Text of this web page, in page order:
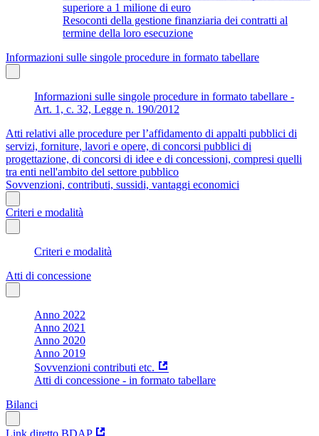
superiore a 1 milione di euro
Resoconti della gestione finanziaria dei contratti al
termine della loro esecuzione
Informazioni sulle singole procedure in formato tabellare
Informazioni sulle singole procedure in formato tabellare -
Art. 1, c. 32, Legge n. 190/2012
Atti relativi alle procedure per l’affidamento di appalti pubblici di
servizi, forniture, lavori e opere, di concorsi pubblici di
progettazione, di concorsi di idee e di concessioni, compresi quelli
tra enti nell'ambito del settore pubblico
Sovvenzioni, contributi, sussidi, vantaggi economici
Criteri e modalità
Criteri e modalità
Atti di concessione
Anno 2022
Anno 2021
Anno 2020
Anno 2019
Sovvenzioni contributi etc.
Atti di concessione - in formato tabellare
Bilanci
Link diretto BDAP